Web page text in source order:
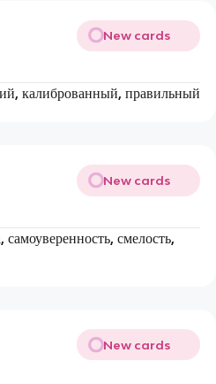
New cards
калиброванный, правильный
New cards
самоуверенность, смелость,
New cards